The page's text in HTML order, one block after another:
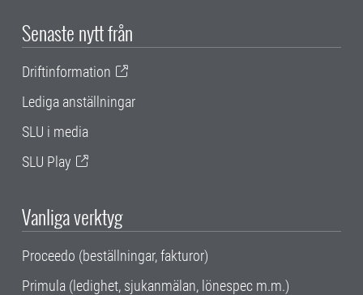
Senaste nytt från
Driftinformation
Lediga anställningar
SLU i media
SLU Play
Vanliga verktyg
Proceedo (beställningar, fakturor)
Primula (ledighet, sjukanmälan, lönespec m.m.)